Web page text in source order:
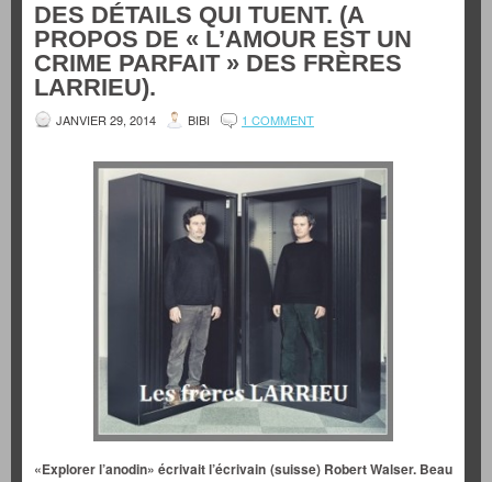
DES DÉTAILS QUI TUENT. (A
PROPOS DE « L’AMOUR EST UN
CRIME PARFAIT » DES FRÈRES
LARRIEU).
JANVIER 29, 2014 BIBI 1 COMMENT
«Explorer l’anodin» écrivait l’écrivain (suisse) Robert Walser. Beau